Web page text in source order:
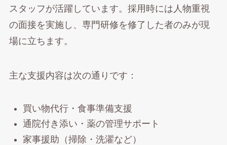
スタッフが活躍しています。採用時には人物重視
の面接を実施し、専門研修を修了した者のみが現
場に立ちます。
主な支援内容は次の通りです：
買い物代行・食事準備支援
通院付き添い・薬の管理サポート
家事援助（掃除・洗濯など）